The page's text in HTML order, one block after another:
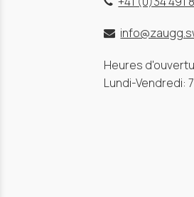
Heures
Lundi-Vendredi: